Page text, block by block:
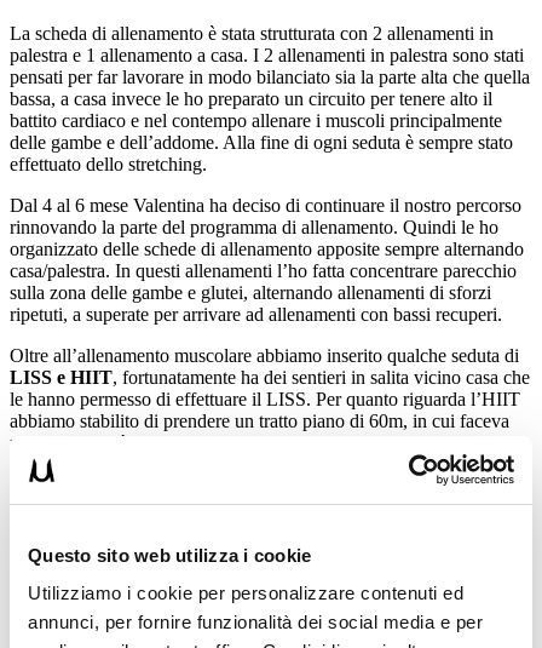
Questo sito web utilizza i cookie
Utilizziamo i cookie per personalizzare contenuti ed
annunci, per fornire funzionalità dei social media e per
La scheda di allenamento è stata strutturata con 2 allenamenti in
palestra e 1 allenamento a casa. I 2 allenamenti in palestra sono stati
pensati per far lavorare in modo bilanciato sia la parte alta che quella
bassa, a casa invece le ho preparato un circuito per tenere alto il
battito cardiaco e nel contempo allenare i muscoli principalmente
delle gambe e dell’addome. Alla fine di ogni seduta è sempre stato
effettuato dello stretching.
Dal 4 al 6 mese Valentina ha deciso di continuare il nostro percorso
rinnovando la parte del programma di allenamento. Quindi le ho
organizzato delle schede di allenamento apposite sempre alternando
casa/palestra. In questi allenamenti l’ho fatta concentrare parecchio
sulla zona delle gambe e glutei, alternando allenamenti di sforzi
ripetuti, a superate per arrivare ad allenamenti con bassi recuperi.
Oltre all’allenamento muscolare abbiamo inserito qualche seduta di
LISS e HIIT, fortunatamente ha dei sentieri in salita vicino casa che
le hanno permesso di effettuare il LISS. Per quanto riguarda l’HIIT
abbiamo stabilito di prendere un tratto piano di 60m, in cui faceva
uno scatto a più non posso per ritornare camminando. Il tutto
ripetuto per 8/10 volte.
L’allenamento della parte alta è stato incentrato principalmente per
parte superiore, cosa fondamentale per le donne. Spesso riscontro
che gli uomini preferirebbero allenare solo la parte superiore (eh ma
io gioco a calcetto quindi non mi serve), mentre le donne solo la
parte inferiore (eh ma io voglio le gambe toniche non le spalle da
bodybuilder). Il gioco bilanciato sta nell’allenare parte alta e parte